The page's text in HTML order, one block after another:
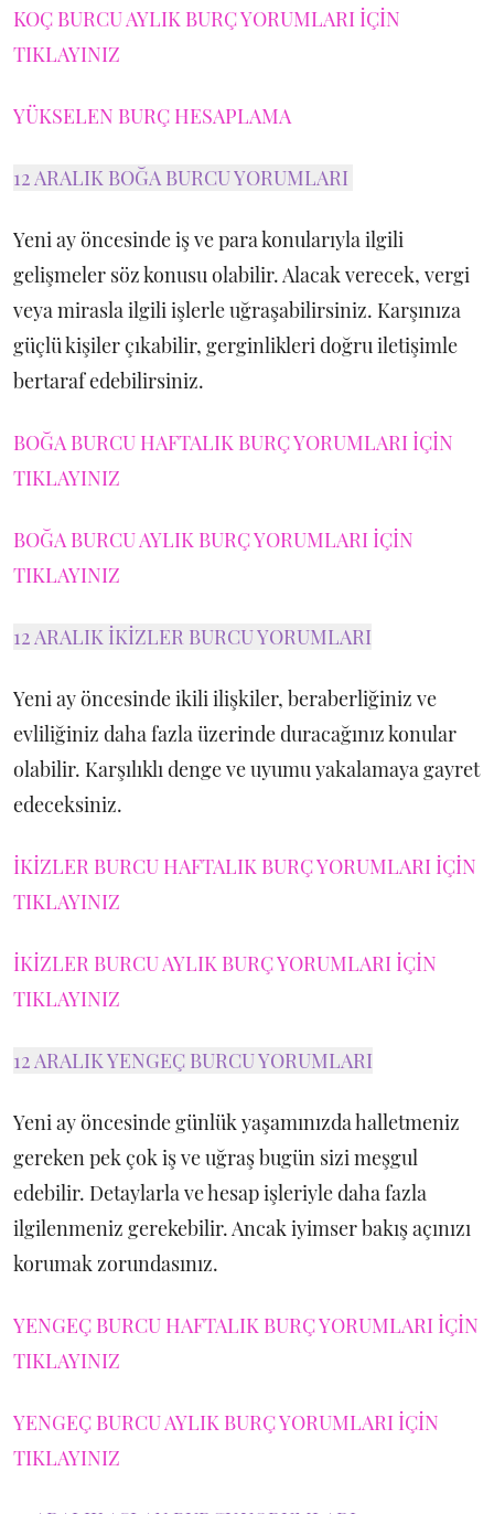
KOÇ BURCU AYLIK BURÇ YORUMLARI İÇİN
TIKLAYINIZ
YÜKSELEN BURÇ HESAPLAMA
12 ARALIK BOĞA BURCU YORUMLARI
Yeni ay öncesinde iş ve para konularıyla ilgili
gelişmeler söz konusu olabilir. Alacak verecek, vergi
veya mirasla ilgili işlerle uğraşabilirsiniz. Karşınıza
güçlü kişiler çıkabilir, gerginlikleri doğru iletişimle
bertaraf edebilirsiniz.
BOĞA BURCU HAFTALIK BURÇ YORUMLARI İÇİN
TIKLAYINIZ
BOĞA BURCU AYLIK BURÇ YORUMLARI İÇİN
TIKLAYINIZ
12 ARALIK İKİZLER BURCU YORUMLARI
Yeni ay öncesinde ikili ilişkiler, beraberliğiniz ve
evliliğiniz daha fazla üzerinde duracağınız konular
olabilir. Karşılıklı denge ve uyumu yakalamaya gayret
edeceksiniz.
İKİZLER BURCU HAFTALIK BURÇ YORUMLARI İÇİN
TIKLAYINIZ
İKİZLER BURCU AYLIK BURÇ YORUMLARI İÇİN
TIKLAYINIZ
12 ARALIK YENGEÇ BURCU YORUMLARI
Yeni ay öncesinde günlük yaşamınızda halletmeniz
gereken pek çok iş ve uğraş bugün sizi meşgul
edebilir. Detaylarla ve hesap işleriyle daha fazla
ilgilenmeniz gerekebilir. Ancak iyimser bakış açınızı
korumak zorundasınız.
YENGEÇ BURCU HAFTALIK BURÇ YORUMLARI İÇİN
TIKLAYINIZ
YENGEÇ BURCU AYLIK BURÇ YORUMLARI İÇİN
TIKLAYINIZ